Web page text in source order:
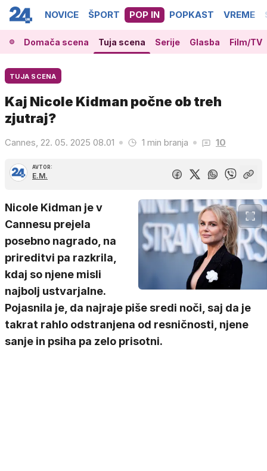
NOVICE ŠPORT POP IN POPKAST VREME
Domača scena Tuja scena Serije Glasba Film/TV
TUJA SCENA
Kaj Nicole Kidman počne ob treh
zjutraj?
Cannes, 22. 05. 2025 08.01 1 min branja 10
AVTOR:
E.M.
Nicole Kidman je v
Cannesu prejela
posebno nagrado, na
prireditvi pa razkrila,
kdaj so njene misli
najbolj ustvarjalne.
Pojasnila je, da najraje piše sredi noči, saj da je
takrat rahlo odstranjena od resničnosti, njene
sanje in psiha pa zelo prisotni.